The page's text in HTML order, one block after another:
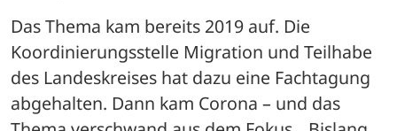
Das Thema kam bereits 2019 auf. Die
Koordinierungsstelle Migration und Teilhabe
des Landeskreises hat dazu eine Fachtagung
abgehalten. Dann kam Corona – und das